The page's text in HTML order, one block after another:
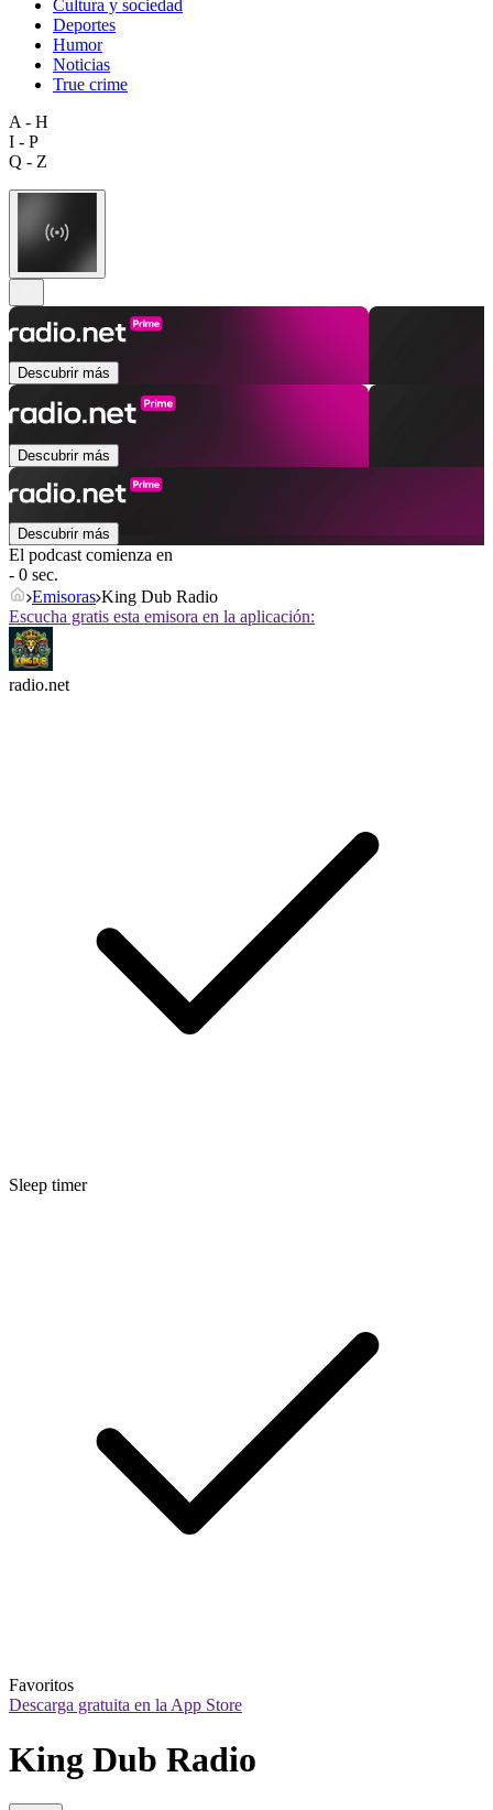
Cultura y sociedad
Deportes
Humor
Noticias
True crime
A - H
I - P
Q - Z
Descubrir más
Descubrir más
Descubrir más
El podcast comienza en
- 0 sec.
Emisoras King Dub Radio
Escucha gratis esta emisora en la aplicación:
radio.net
Sleep timer
Favoritos
Descarga gratuita en la App Store
King Dub Radio